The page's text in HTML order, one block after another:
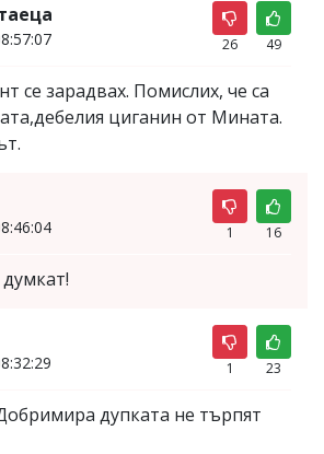
26 49
се зарадвах. Помислих, че са
циганин от Мината.
1 16
1 23
дупката не търпят